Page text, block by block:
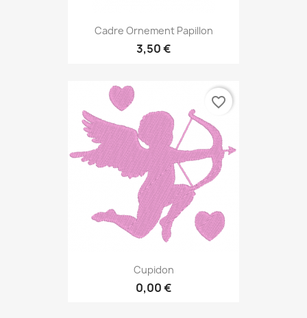
Cadre Ornement Papillon
3,50 €
Cupidon
0,00 €
favorite_border